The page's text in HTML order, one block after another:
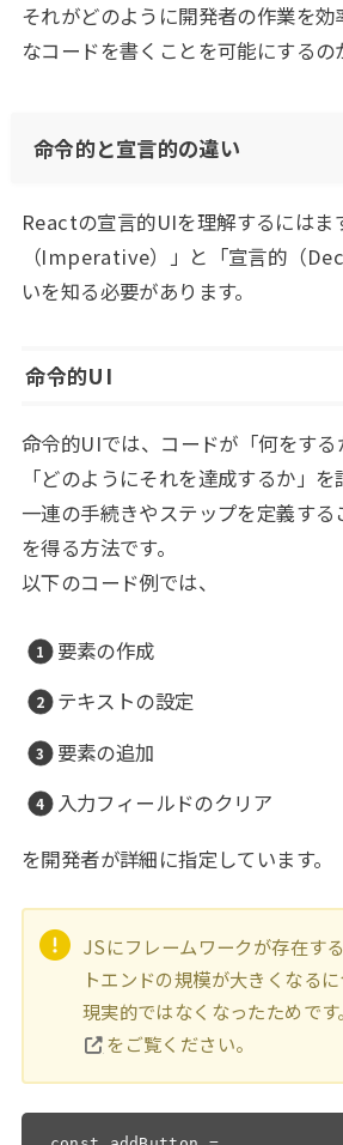
それがどのように開発者の作業を
なコードを書くことを可能にするの
命令的と宣言的の違い
Reactの宣言的UIを理解するにはま
（Imperative）」と「宣言的（
いを知る必要があります。
命令的UI
命令的UIでは、コードが「何をする
「どのようにそれを達成するか」を
一連の手続きやステップを定義す
を得る方法です。
以下のコード例では、
要素の作成
テキストの設定
要素の追加
入力フィールドのクリア
を開発者が詳細に指定しています。
JSにフレームワークが存在す
トエンドの規模が大きくなる
現実的ではなくなったためで
をご覧ください。